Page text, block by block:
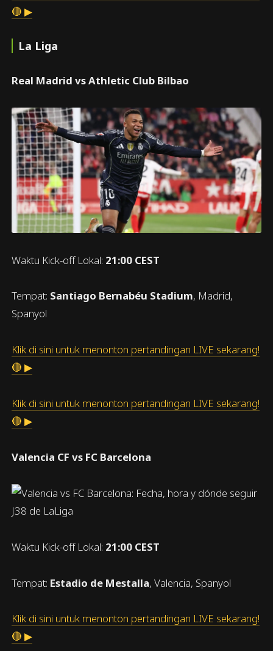
🔴 ▶
La Liga
Real Madrid vs Athletic Club Bilbao
Waktu Kick-off Lokal: 21:00 CEST
Tempat: Santiago Bernabéu Stadium, Madrid,
Spanyol
Klik di sini untuk menonton pertandingan LIVE sekarang!
🔴 ▶
Klik di sini untuk menonton pertandingan LIVE sekarang!
🔴 ▶
Valencia CF vs FC Barcelona
Waktu Kick-off Lokal: 21:00 CEST
Tempat: Estadio de Mestalla, Valencia, Spanyol
Klik di sini untuk menonton pertandingan LIVE sekarang!
🔴 ▶